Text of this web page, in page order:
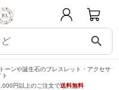
search
ーンや誕生石のブレスレット・アクセサ
ト
円以上のご注文で送料無料